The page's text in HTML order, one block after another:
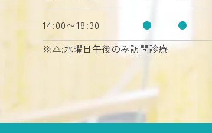
14:00〜18:30 ● ●
※△:水曜日午後のみ訪問診療